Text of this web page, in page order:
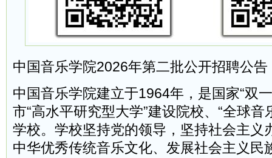
中国音乐学院2026年第二批公开招聘公告
中国音乐学院建立于1964年，是国家“双
市“高水平研究型大学”建设院校、“全球音
学校。学校坚持党的领导，坚持社会主义
中华优秀传统音乐文化、发展社会主义民